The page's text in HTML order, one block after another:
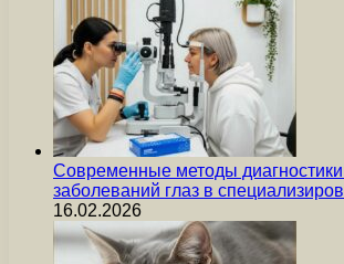
Современные методы
заболеваний глаз в
16.02.2026